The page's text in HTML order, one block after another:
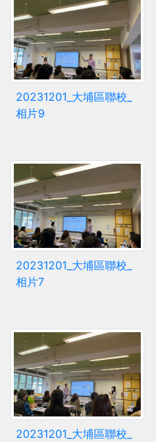
20231201_大埔區聯校_
相片9
20231201_大埔區聯校_
相片7
20231201_大埔區聯校_